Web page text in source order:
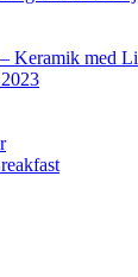
– Keramik med